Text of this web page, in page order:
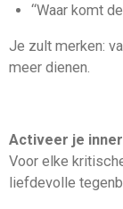
“Waar komt
Je zult merken:
meer dienen.
Activeer je
Voor elke
liefdevolle